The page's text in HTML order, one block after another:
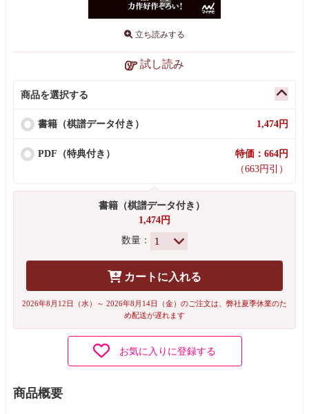
立ち読みする
試し読み
商品を選択する
書籍（棋譜データ付き） 1,474円
PDF（特典付き）
特価：664円
（663円引）
書籍（棋譜データ付き）
1,474円
数量：
カートに入れる
2026年8月12日（水）～ 2026年8月14日（金）のご注文は、弊社夏季休業のた
め配送が遅れます
お気に入りに登録する
商品概要